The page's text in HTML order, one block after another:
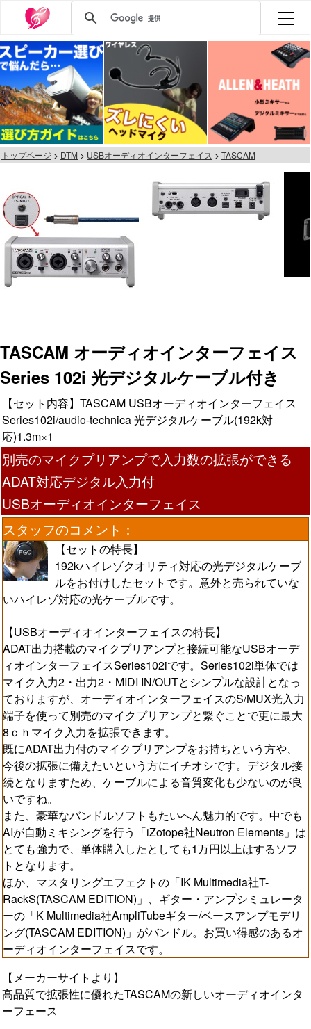
トップページ DTM USBオーディオインターフェイス TASCAM
TASCAM オーディオインターフェイス
Series 102i 光デジタルケーブル付き
【セット内容】TASCAM USBオーディオインターフェイス
Series102i/audio-technica 光デジタルケーブル(192k対
応)1.3m×1
別売のマイクプリアンプで入力数の拡張ができる
ADAT対応デジタル入力付
USBオーディオインターフェイス
スタッフのコメント：
【セットの特長】
192kハイレゾクオリティ対応の光デジタルケーブ
ルをお付けしたセットです。意外と売られていな
いハイレゾ対応の光ケーブルです。
【USBオーディオインターフェイスの特長】
ADAT出力搭載のマイクプリアンプと接続可能なUSBオーデ
ィオインターフェイスSeries102iです。Series102i単体では
マイク入力2・出力2・MIDI IN/OUTとシンプルな設計となっ
ておりますが、オーディオインターフェイスのS/MUX光入力
端子を使って別売のマイクプリアンプと繋ぐことで更に最大
8ｃｈマイク入力を拡張できます。
既にADAT出力付のマイクプリアンプをお持ちという方や、
今後の拡張に備えたいという方にイチオシです。デジタル接
続となりますため、ケーブルによる音質変化も少ないのが良
いですね。
また、豪華なバンドルソフトもたいへん魅力的です。中でも
AIが自動ミキシングを行う「iZotope社Neutron Elements」は
とても強力で、単体購入したとしても1万円以上はするソフ
トとなります。
ほか、マスタリングエフェクトの「IK Multimedia社T-
RackS(TASCAM EDITION)」、ギター・アンプシミュレータ
ーの「K Multimedia社AmpliTubeギター/ベースアンプモデリ
ング(TASCAM EDITION)」がバンドル。お買い得感のあるオ
ーディオインターフェイスです。
【メーカーサイトより】
高品質で拡張性に優れたTASCAMの新しいオーディオインタ
ーフェース